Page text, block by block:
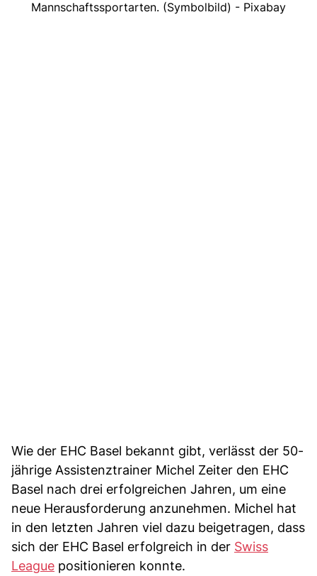
Mannschaftssportarten. (Symbolbild) - Pixabay
Wie der EHC Basel bekannt gibt, verlässt der 50-
jährige Assistenztrainer Michel Zeiter den EHC
Basel nach drei erfolgreichen Jahren, um eine
neue Herausforderung anzunehmen. Michel hat
in den letzten Jahren viel dazu beigetragen, dass
sich der EHC Basel erfolgreich in der Swiss
League positionieren konnte.